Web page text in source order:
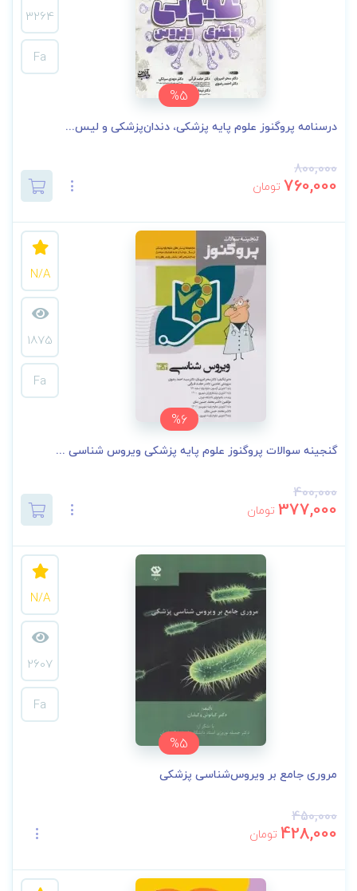
%5
3264
Fa
درسنامه پروگنوز علوم پایه پزشکی، دندان‌پزشکی و لیس...
800,000
760,000 تومان
%6
N/A
1875
Fa
گنجینه سوالات پروگنوز علوم پایه پزشکی ویروس شناسی ...
400,000
377,000 تومان
%5
N/A
2607
Fa
مروری جامع بر ویروس‌شناسی پزشکی
450,000
428,000 تومان